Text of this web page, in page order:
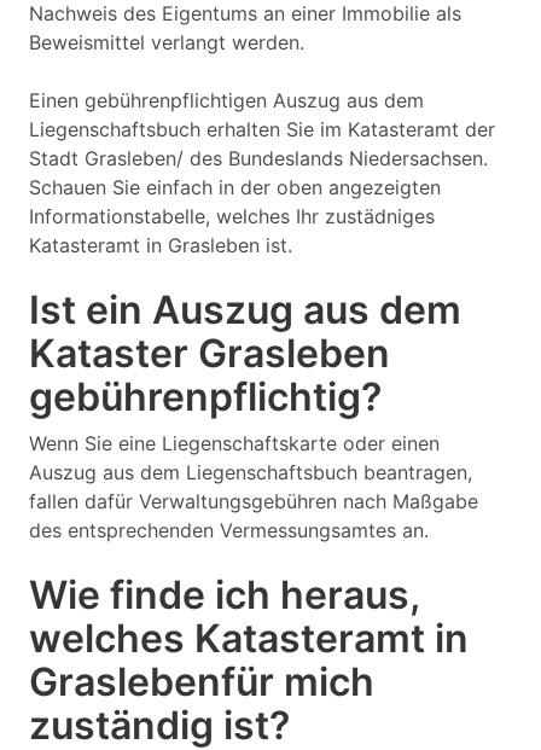
Nachweis des Eigentums an einer Immobilie als
Beweismittel verlangt werden.
Einen gebührenpflichtigen Auszug aus dem
Liegenschaftsbuch erhalten Sie im Katasteramt der
Stadt Grasleben/ des Bundeslands Niedersachsen.
Schauen Sie einfach in der oben angezeigten
Informationstabelle, welches Ihr zustädniges
Katasteramt in Grasleben ist.
Ist ein Auszug aus dem
Kataster Grasleben
gebührenpflichtig?
Wenn Sie eine Liegenschaftskarte oder einen
Auszug aus dem Liegenschaftsbuch beantragen,
fallen dafür Verwaltungsgebühren nach Maßgabe
des entsprechenden Vermessungsamtes an.
Wie finde ich heraus,
welches Katasteramt in
Graslebenfür mich
zuständig ist?